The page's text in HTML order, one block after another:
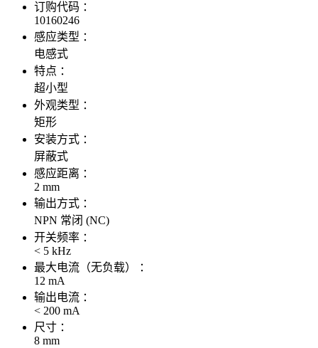
订购代码 ：
10160246
感应类型 ：
电感式
特点 ：
超小型
外观类型 ：
矩形
安装方式 ：
屏蔽式
感应距离 ：
2 mm
输出方式 ：
NPN 常闭 (NC)
开关频率 ：
< 5 kHz
最大电流（无负载） ：
12 mA
输出电流 ：
< 200 mA
尺寸 ：
8 mm